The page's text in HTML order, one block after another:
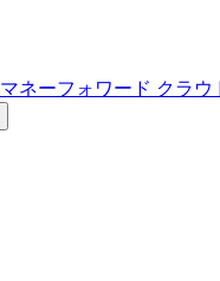
マネーフォワード クラウ